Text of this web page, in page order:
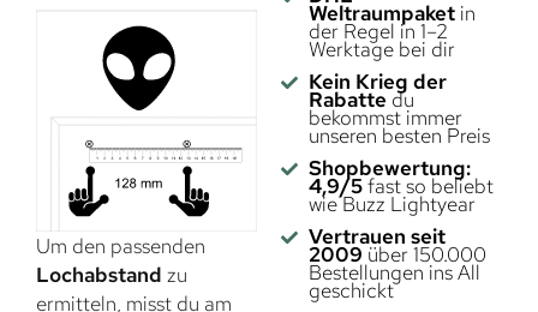
Um den passenden
Lochabstand zu
ermitteln, misst du am
Weltraumpaketin
der Regel in 1–2
Werktage bei dir
Kein Krieg der
Rabatte du
bekommst immer
unseren besten Preis
Shopbewertung:
4,9/5fast so beliebt
wie Buzz Lightyear
Vertrauen seit
2009 über 150.000
Bestellungen ins All
geschickt